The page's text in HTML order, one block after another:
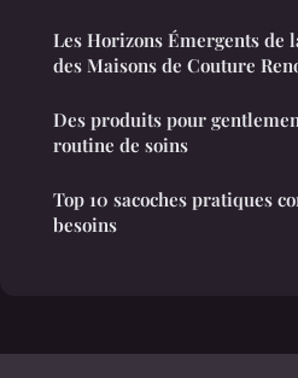
Les Horizons Émergents de
des Maisons de Couture
Des produits pour
routine de soins
Top 10 sacoches pratiques
besoins